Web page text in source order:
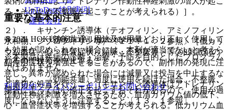
る。そのため不整脈を起こすことが考えられる）］。
２）． キサンチン誘導体（テオフィリン、アミノフィリン
水和物、ジプロフィリン等）〔１１．１．２参照〕［低カリ
ウム血症、心・血管症状＜頻脈・不整脈等＞等のβ刺激剤の
副作用症状を増強させることがあるので、副作用の発現に注
意し、異常が認められた場合には減量又は投与を中止するな
ど適切な処置を行うこと（キサンチン誘導体はアドレナリン
作動性神経刺激を増大させるため、血清カリウム値の低下、
心・血管症状等を増強することが考えられる。低カリウム血
重要な基本的注意
８．１． 〈効能共通〉用法及び用量どおり正しく使用して
も効果が認められない場合には、本剤が適当でないと考えら
れるので投与を中止すること。
８．２． 〈効能共通〉過度に使用を続けた場合、不整脈、
場合によっては心停止を起こすおそれがあるので、使用が過
度にならないように注意すること〔１３．１参照〕。
UpToDate特別割引
運営会社
© 2021 HOKUTO Inc. All rights reserved.
※本製品は疾病の診断・治療・予防を目的としたプログラム
ではありません。
利用規約プライバシーポリシーお問い合わせ